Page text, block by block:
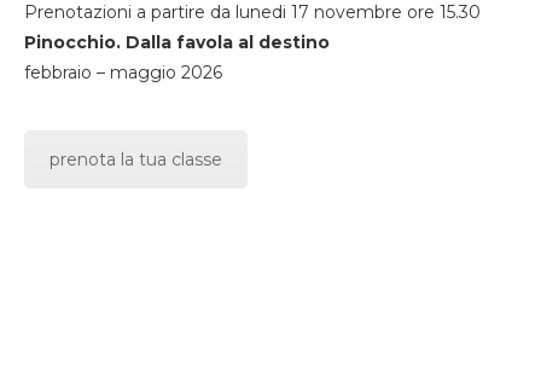
Prenotazioni a partire da lunedi 17 novembre ore 15.30
Pinocchio. Dalla favola al destino
febbraio – maggio 2026
prenota la tua classe